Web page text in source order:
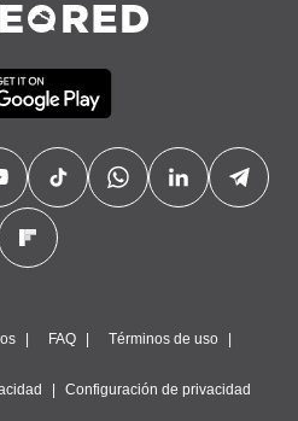
FAQ Términos de uso
Configuración de privacidad